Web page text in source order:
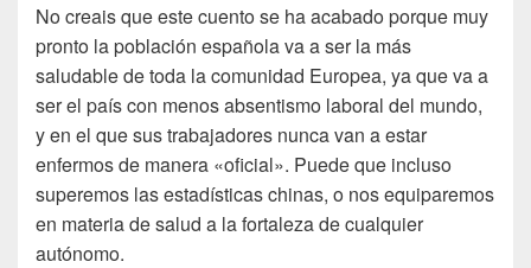
No creais que este cuento se ha acabado porque muy
pronto la población española va a ser la más
saludable de toda la comunidad Europea, ya que va a
ser el país con menos absentismo laboral del mundo,
y en el que sus trabajadores nunca van a estar
enfermos de manera «oficial». Puede que incluso
superemos las estadísticas chinas, o nos equiparemos
en materia de salud a la fortaleza de cualquier
autónomo.